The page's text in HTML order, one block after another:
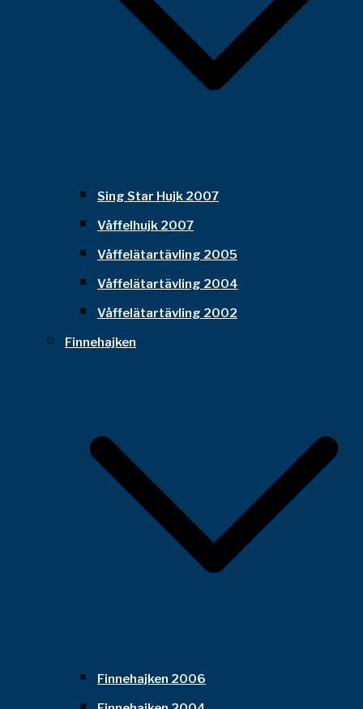
Sing Star Hujk 2007
Våffelhujk 2007
Våffelätartävling 2005
Våffelätartävling 2004
Våffelätartävling 2002
Finnehajken
Finnehajken 2006